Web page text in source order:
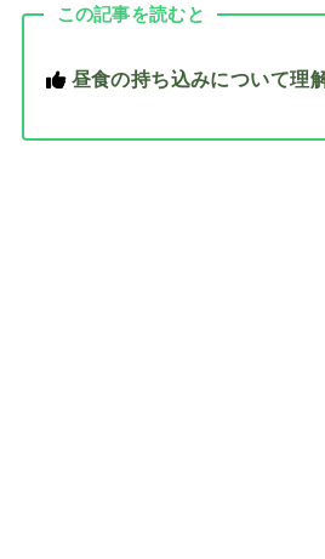
この記事を読むと
昼食の持ち込みについて理